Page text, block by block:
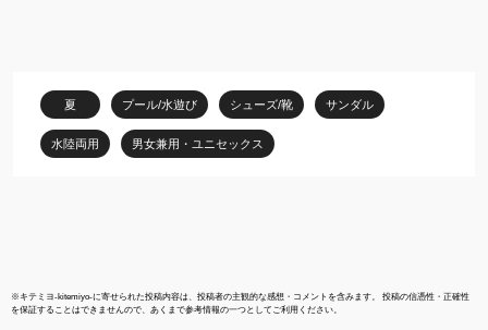
ジャー 夏休み リオ公園
ベビー リオ RIO
夏 プール/水遊び シューズ/靴 サンダル
水陸両用 男女兼用・ユニセックス
※キテミヨ-kitemiyo-に寄せられた投稿内容は、投稿者の主観的な感想・コメントを含みます。 投稿の信憑性・正確性
を保証することはできませんので、あくまで参考情報の一つとしてご利用ください。